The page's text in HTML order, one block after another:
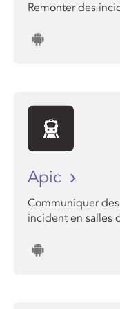
Remonter des
Apic
Communiquer
incident en salles